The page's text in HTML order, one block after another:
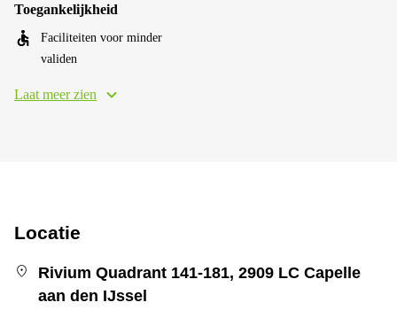
Toegankelijkheid
Faciliteiten voor minder
validen
Laat meer zien
Locatie
Rivium Quadrant 141-181, 2909 LC Capelle
aan den IJssel